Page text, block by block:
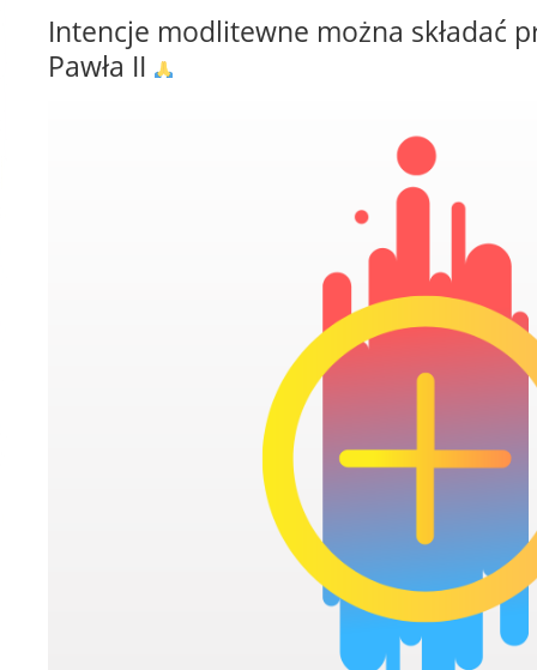
Intencje modlitewne można składać
Pawła II